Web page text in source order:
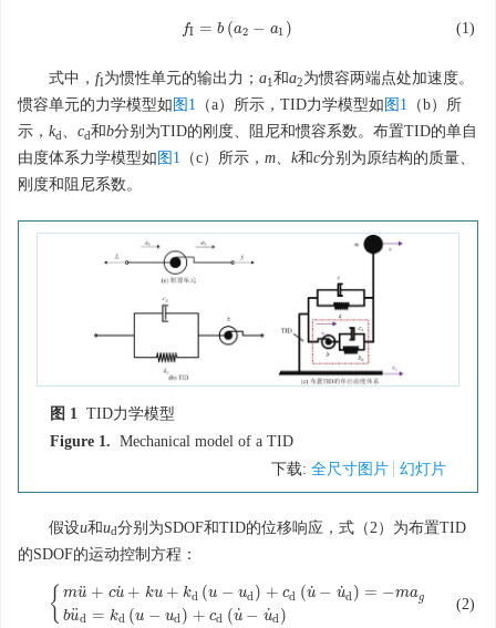
fI = b (a2 − a1 )
fI=b (a2−a1 ) (1)
式中， fI为惯性单元的输出力； a1 和a2为惯容两端点处加速度。
惯容单元的力学模型如 图1 （a）所示，TID力学模型如 图1 （b）所
示， kd 、 cd和b分别为TID的刚度、阻尼和惯容系数。布置TID的单自
由度体系力学模型如 图1 （c）所示， m、k和c分别为原结构的质量、
刚度和阻尼系数。
图 1
TID力学模型
Figure 1. Mechanical model of a TID
下载: 全尺寸图片 幻灯片
假设u和ud分别为SDOF和TID的位移响应，式（2）为布置TID
的SDOF的运动控制方程：
{ mu
¨ + cu
˙ + ku + kd (u − ud) + cd (u
˙ − u
˙d) = −mag
bu
¨d = kd (u − ud) + cd (u
˙ − u
˙d)
{m u¨ u u d) + (u˙ −u d = − m d= )+ u˙−u
(2)